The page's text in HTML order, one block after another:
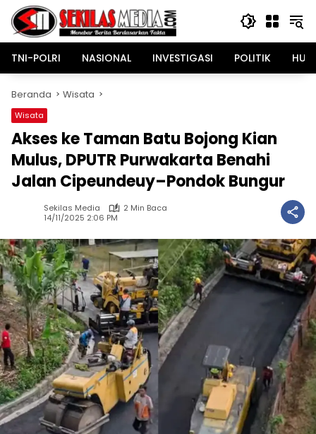
Langsung
konten
TNI-POLRI
NASIONAL INVESTIGASI POLITIK
Beranda Wisata
Wisata
Akses ke Taman Batu Bojong Kian
Mulus, DPUTR Purwakarta Benahi
Jalan Cipeundeuy–Pondok Bungur
Sekilas Media
2 Min Baca
14/11/2025 2:06 PM